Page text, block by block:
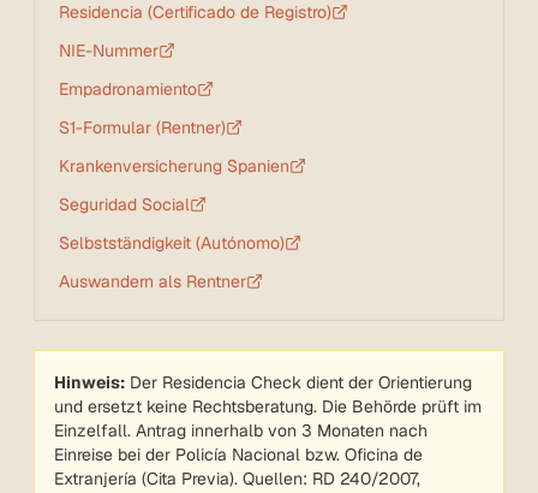
Residencia (Certificado de Registro)
NIE-Nummer
Empadronamiento
S1-Formular (Rentner)
Krankenversicherung Spanien
Seguridad Social
Selbstständigkeit (Autónomo)
Auswandern als Rentner
Hinweis: Der Residencia Check dient der Orientierung
und ersetzt keine Rechtsberatung. Die Behörde prüft im
Einzelfall. Antrag innerhalb von 3 Monaten nach
Einreise bei der Policía Nacional bzw. Oficina de
Extranjería (Cita Previa). Quellen: RD 240/2007,